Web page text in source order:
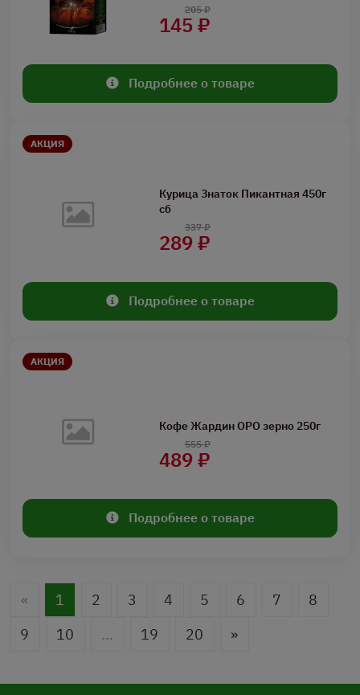
145 ₽
205 ₽
Подробнее о товаре
АКЦИЯ
Курица Знаток Пикантная 450г
сб
289 ₽
337 ₽
Подробнее о товаре
АКЦИЯ
Кофе Жардин ОРО зерно 250г
489 ₽
555 ₽
Подробнее о товаре
« 1 2 3 4 5 6 7
8
9
10 ... 19 20 »